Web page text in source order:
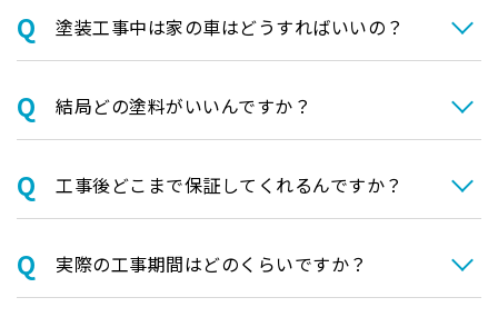
塗装⼯事中は家の⾞はどうすればいいの？
結局どの塗料がいいんですか？
⼯事後どこまで保証してくれるんですか？
実際の⼯事期間はどのくらいですか？